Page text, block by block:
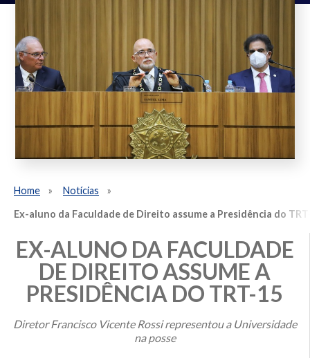
Home
Notícias
Ex-aluno da Faculdade de Direito assume a Presidência do
EX-ALUNO DA FACULDADE
DE DIREITO ASSUME A
PRESIDÊNCIA DO TRT-15
Diretor Francisco Vicente Rossi representou a Universidade
na posse